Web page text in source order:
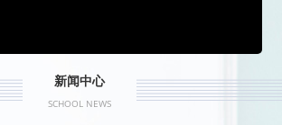
新闻中心
SCHOOL NEWS